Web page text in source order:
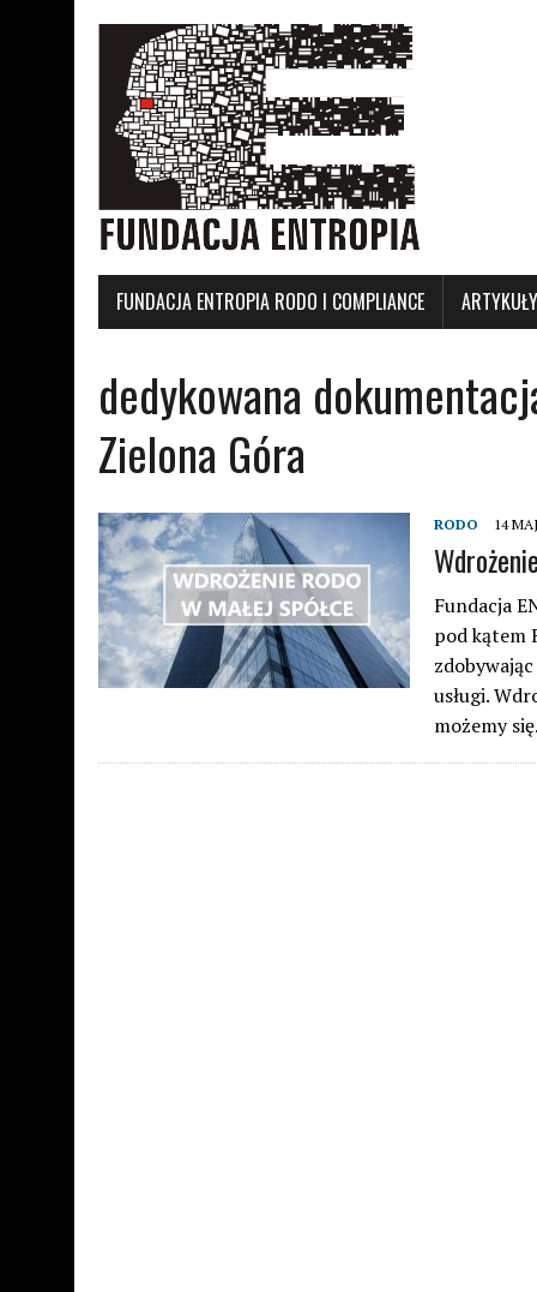
FUNDACJA ENTROPIA RODO I COMPLIANCE ARTYKUŁY
dedykowana
Zielona Góra
RODO 14
Fundacja
pod kątem
usługi.
możemy